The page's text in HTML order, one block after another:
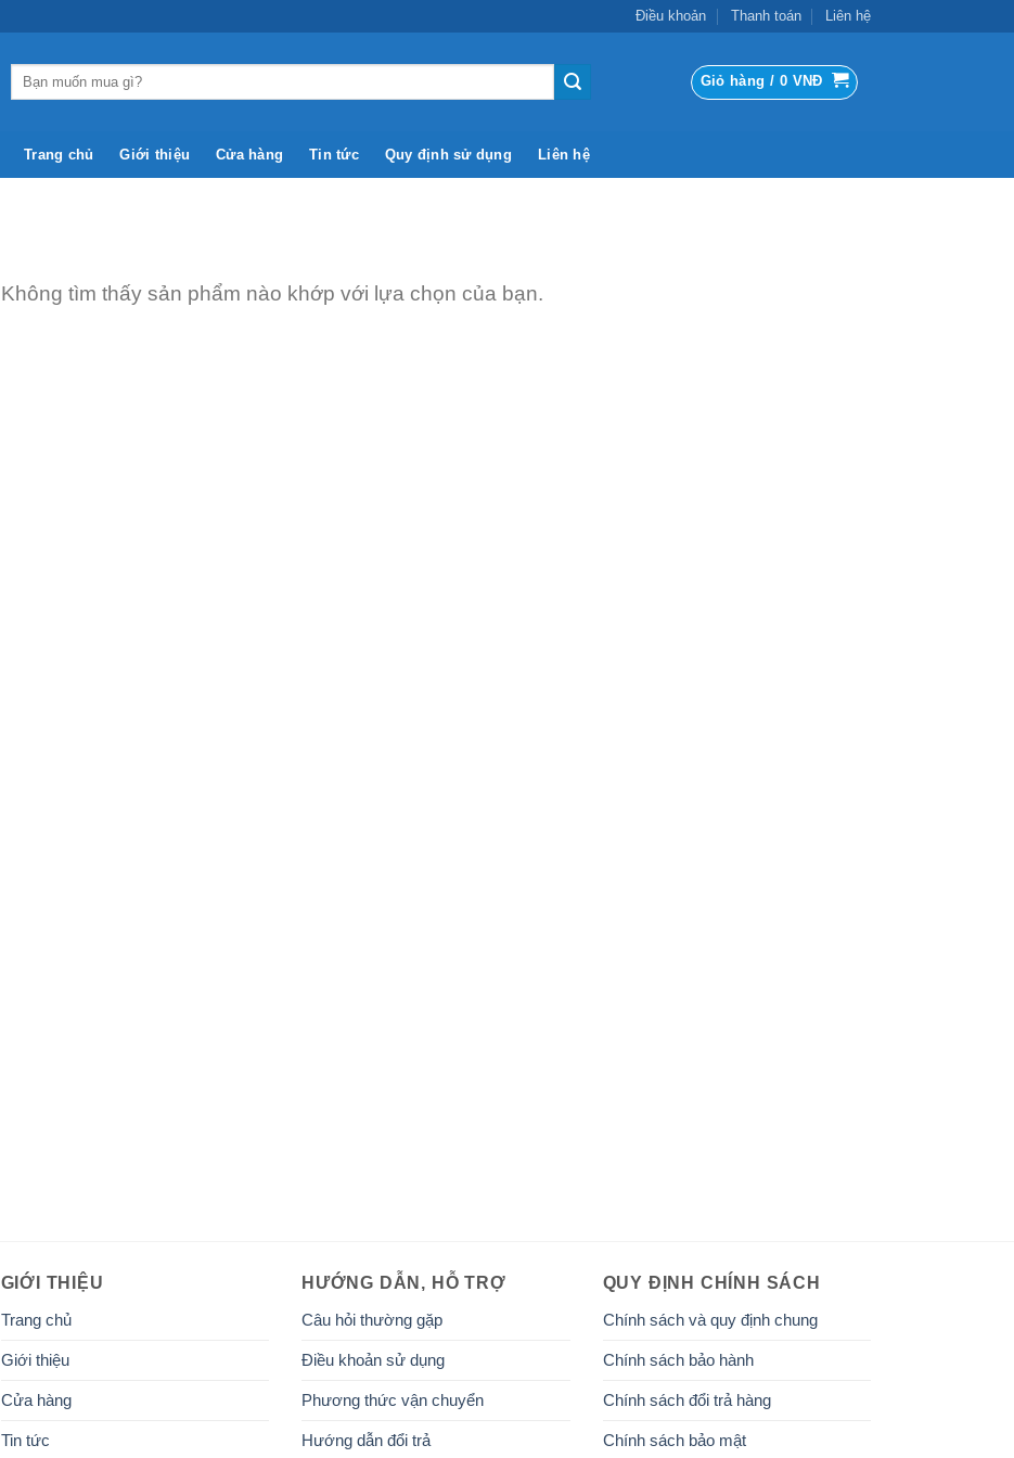
Điều khoản Thanh toán Liên hệ
Giỏ hàng / 0 VNĐ
Trang chủ Giới thiệu Cửa hàng Tin tức Quy định sử dụng Liên hệ
Không tìm thấy sản phẩm nào khớp với lựa chọn của bạn.
GIỚI THIỆU
Trang chủ
Giới thiệu
Cửa hàng
Tin tức
HƯỚNG DẪN, HỖ TRỢ
Câu hỏi thường gặp
Điều khoản sử dụng
Phương thức vận chuyển
Hướng dẫn đổi trả
QUY ĐỊNH CHÍNH SÁCH
Chính sách và quy định chung
Chính sách bảo hành
Chính sách đổi trả hàng
Chính sách bảo mật